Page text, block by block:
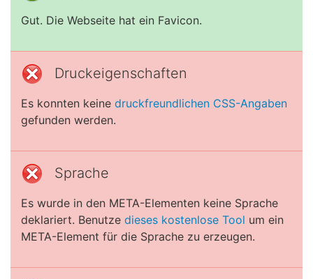
Gut. Die Webseite hat ein Favicon.
Druckeigenschaften
Es konnten keine druckfreundlichen CSS-Angaben
gefunden werden.
Sprache
Es wurde in den META-Elementen keine Sprache
deklariert. Benutze dieses kostenlose Tool um ein
META-Element für die Sprache zu erzeugen.